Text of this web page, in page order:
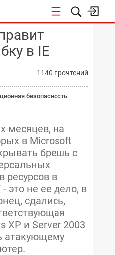
КОНФЕРЕНЦИИ
в IE
1140 прочтений
безопасность
месяцев, на
в Microsoft
брешь с
ресурсов в
это не ее дело, в
сдались,
XP и Server 2003
атакующему